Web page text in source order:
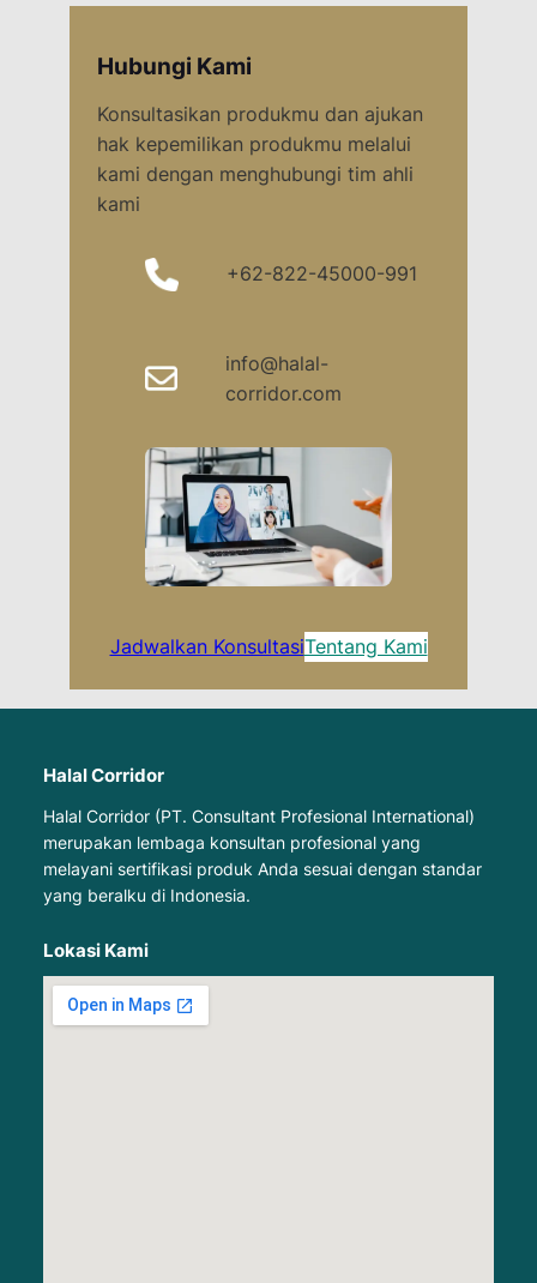
Hubungi Kami
Konsultasikan produkmu dan ajukan
hak kepemilikan produkmu melalui
kami dengan menghubungi tim ahli
kami
+62-822-45000-991
info@halal-
corridor.com
Jadwalkan KonsultasiTentang Kami
Halal Corridor
Halal Corridor (PT. Consultant Profesional International)
merupakan lembaga konsultan profesional yang
melayani sertifikasi produk Anda sesuai dengan standar
yang beralku di Indonesia.
Lokasi Kami